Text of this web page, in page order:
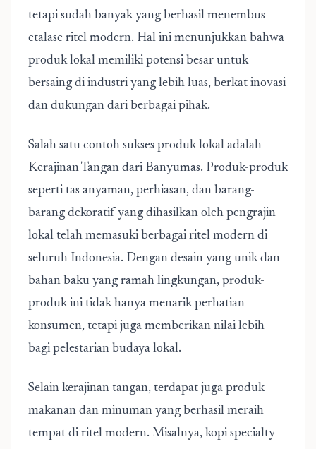
tetapi sudah banyak yang berhasil menembus
etalase ritel modern. Hal ini menunjukkan bahwa
produk lokal memiliki potensi besar untuk
bersaing di industri yang lebih luas, berkat inovasi
dan dukungan dari berbagai pihak.
Salah satu contoh sukses produk lokal adalah
Kerajinan Tangan dari Banyumas. Produk-produk
seperti tas anyaman, perhiasan, dan barang-
barang dekoratif yang dihasilkan oleh pengrajin
lokal telah memasuki berbagai ritel modern di
seluruh Indonesia. Dengan desain yang unik dan
bahan baku yang ramah lingkungan, produk-
produk ini tidak hanya menarik perhatian
konsumen, tetapi juga memberikan nilai lebih
bagi pelestarian budaya lokal.
Selain kerajinan tangan, terdapat juga produk
makanan dan minuman yang berhasil meraih
tempat di ritel modern. Misalnya, kopi specialty